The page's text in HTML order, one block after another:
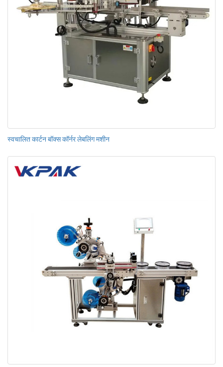
स्वचालित कार्टन बॉक्स कॉर्नर लेबलिंग मशीन